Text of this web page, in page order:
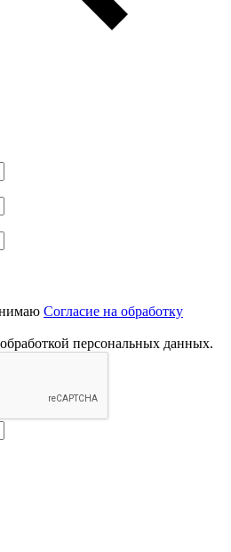
Согласие на обработку
персональных данных.